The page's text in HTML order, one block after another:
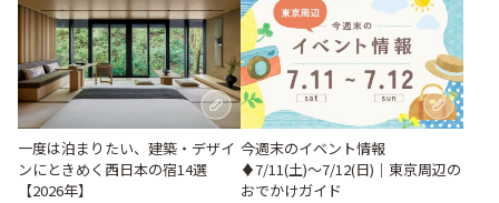
一度は泊まりたい、建築・デザイ
ンにときめく西日本の宿14選
【2026年】
今週末のイベント情報
♦︎7/11(土)〜7/12(日)｜東京周辺の
おでかけガイド